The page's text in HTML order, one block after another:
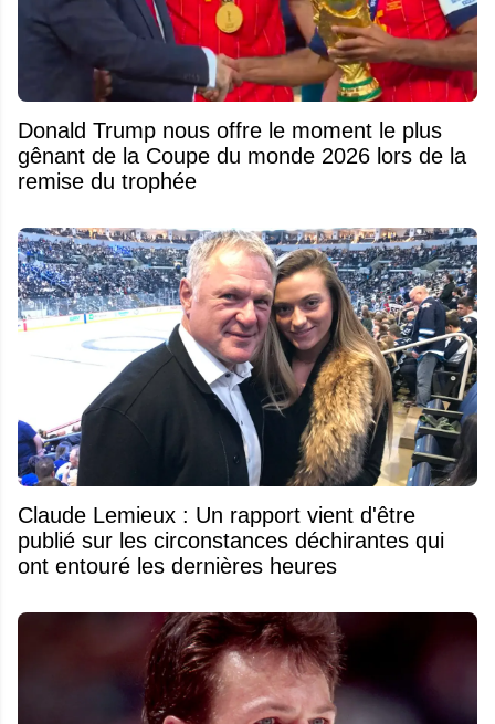
Donald Trump nous offre le moment le plus
gênant de la Coupe du monde 2026 lors de la
remise du trophée
Claude Lemieux : Un rapport vient d'être
publié sur les circonstances déchirantes qui
ont entouré les dernières heures